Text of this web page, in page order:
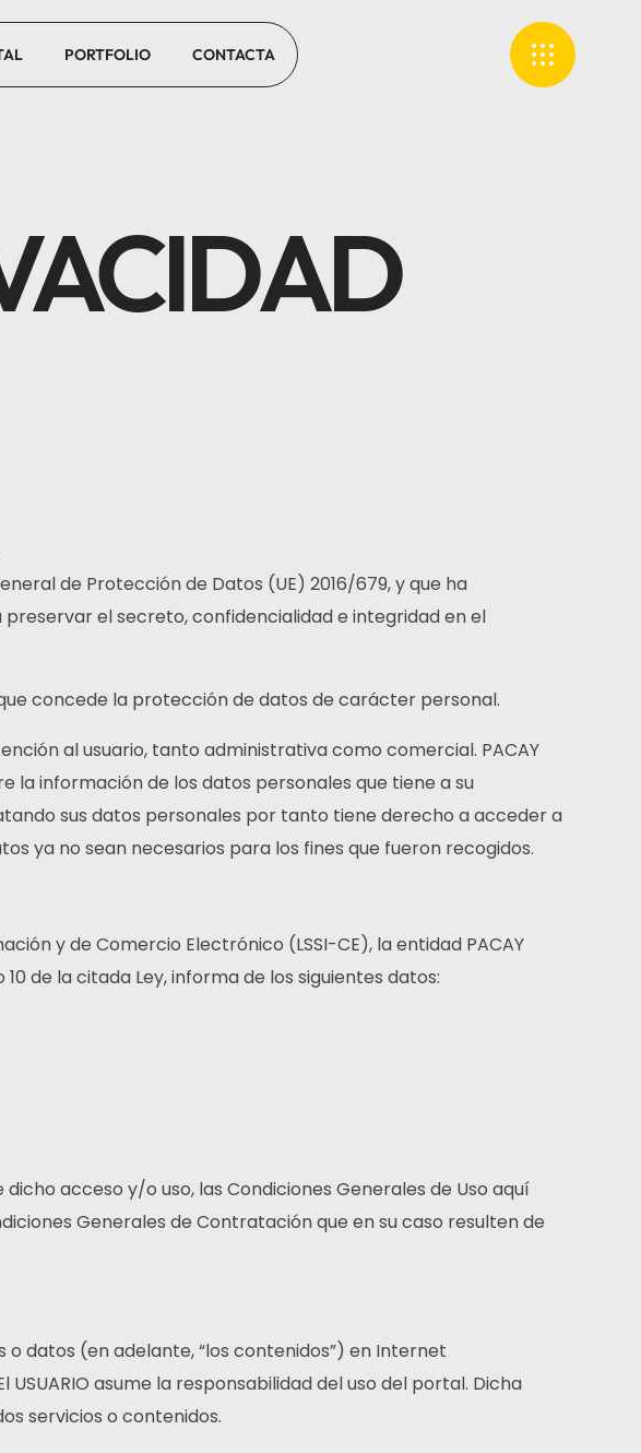
PORTFOLIO CONTACTA
de Protección de Datos (UE) 2016/679, y que ha
el secreto, confidencialidad e integridad en el
concede la protección de datos de carácter personal.
al usuario, tanto administrativa como comercial. PACAY
la información de los datos personales que tiene a su
sus datos personales por tanto tiene derecho a acceder a
ya no sean necesarios para los fines que fueron recogidos.
y de Comercio Electrónico (LSSI-CE), la entidad PACAY
de la citada Ley, informa de los siguientes datos:
acceso y/o uso, las Condiciones Generales de Uso aquí
Generales de Contratación que en su caso resulten de
datos (en adelante, “los contenidos”) en Internet
asume la responsabilidad del uso del portal. Dicha
servicios o contenidos.